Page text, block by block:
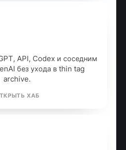
API, Codex и соседним
без ухода в thin tag
archive.
ХАБ